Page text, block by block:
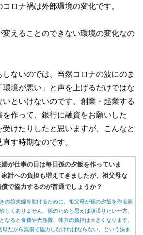
ロナ禍は外部環境の変化です。
変えることのできない環境の変化なの
ないのでは、当然コロナの波にのま
環境が悪い」と声を上げるだけではな
いといけないのです。創業・起業する
を作って、銀行に融資をお願いした
受けたりしたと思いますが、こんなと
す時期なのです。
婦が仕事の日は毎日孫の夕飯を作っていま
家計への負担も増えてきましたが、祖父母な
償で協力するのが普通でしょうか？
の娘夫婦を助けるために、祖父母が孫の夕飯を作る家
しくありません。孫のためと思えば頑張りたい一方、
なると食費や光熱費、体力の負担は大きくなります。
母だから無償で協力しなければならない、という決ま